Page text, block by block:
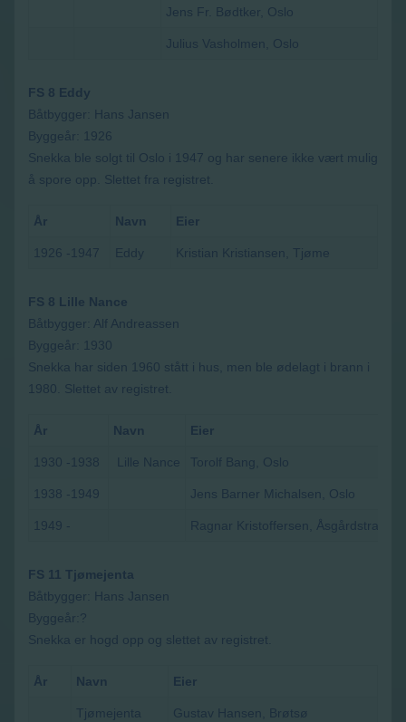
Jens Fr. Bødtker, Oslo
Julius Vasholmen, Oslo
FS 8 Eddy
Båtbygger: Hans Jansen
Byggeår: 1926
Snekka ble solgt til Oslo i 1947 og har senere ikke vært mulig
å spore opp. Slettet fra registret.
År Navn Eier
1926 -1947 Eddy Kristian Kristiansen, Tjøme
FS 8 Lille Nance
Båtbygger: Alf Andreassen
Byggeår: 1930
Snekka har siden 1960 stått i hus, men ble ødelagt i brann i
1980. Slettet av registret.
År Navn Eier
1930 -1938 Lille Nance Torolf Bang, Oslo
1938 -1949 Jens Barner Michalsen, Oslo
1949 - Ragnar Kristoffersen, Åsgårdstrand
FS 11 Tjømejenta
Båtbygger: Hans Jansen
Byggeår:?
Snekka er hogd opp og slettet av registret.
År Navn Eier
Tjømejenta Gustav Hansen, Brøtsø